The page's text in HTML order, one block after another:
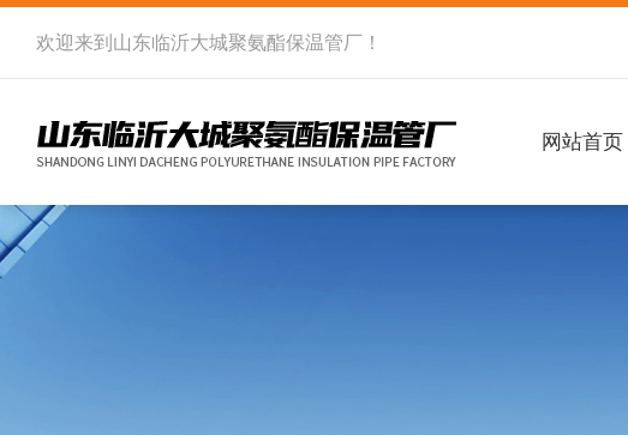
欢迎来到 山东临沂大城聚氨酯保温管厂 ！
网站首页